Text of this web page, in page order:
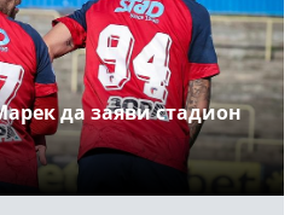
да заяви стадион